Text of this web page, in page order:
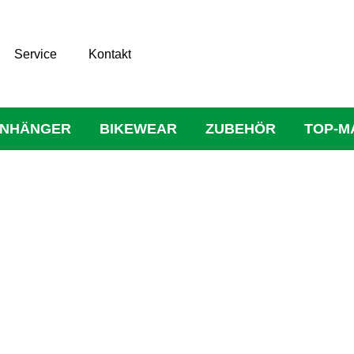
Service Kontakt
BIKEWEAR ZUBEHÖR TOP-